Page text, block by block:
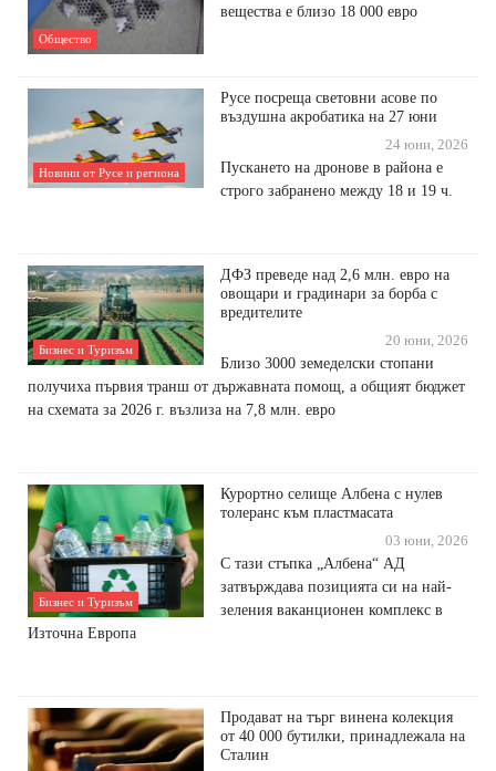
Общество
вещества е близо 18 000 евро
Новини от Русе и региона
Русе посреща световни асове по
въздушна акробатика на 27 юни
24 юни, 2026
Пускането на дронове в района е
строго забранено между 18 и 19 ч.
Бизнес и Туризъм
ДФЗ преведе над 2,6 млн. евро на
овощари и градинари за борба с
вредителите
20 юни, 2026
Близо 3000 земеделски стопани
получиха първия транш от държавната помощ, а общият бюджет
на схемата за 2026 г. възлиза на 7,8 млн. евро
Бизнес и Туризъм
Курортно селище Албена с нулев
толеранс към пластмасата
03 юни, 2026
С тази стъпка „Албена“ АД
затвърждава позицията си на най-
зеления ваканционен комплекс в
Източна Европа
Продават на търг винена колекция
от 40 000 бутилки, принадлежала на
Сталин